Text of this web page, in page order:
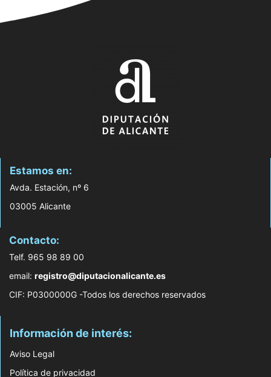
Estamos en:
Avda. Estación, nº 6
03005 Alicante
Contacto:
Telf. 965 98 89 00
email: registro@diputacionalicante.es
CIF: P0300000G -Todos los derechos reservados
Información de interés:
Aviso Legal
Política de privacidad